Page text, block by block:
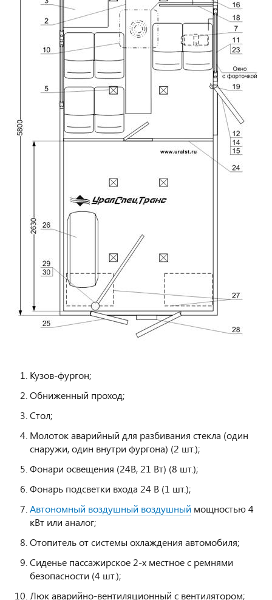
Кузов-фургон;
Обниженный проход;
Стол;
Молоток аварийный для разбивания стекла (один
снаружи, один внутри фургона) (2 шт.);
Фонари освещения (24В, 21 Вт) (8 шт.);
Фонарь подсветки входа 24 В (1 шт.);
Автономный воздушный воздушный мощностью 4
кВт или аналог;
Отопитель от системы охлаждения автомобиля;
Сиденье пассажирское 2-х местное с ремнями
безопасности (4 шт.);
Люк аварийно-вентиляционный с вентилятором;